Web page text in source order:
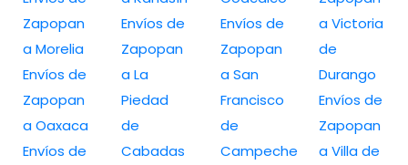
Zapopan
a Morelia
Envíos de
Zapopan
a Oaxaca
Envíos de
Envíos de
Zapopan
a La
Piedad
de
Cabadas
Envíos de
Zapopan
a San
Francisco
de
Campeche
a Victoria
de
Durango
Envíos de
Zapopan
a Villa de